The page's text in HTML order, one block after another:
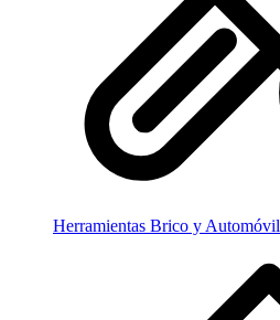
Herramientas Brico y Automóvil